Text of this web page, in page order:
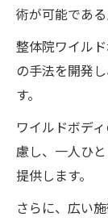
術が可能である
整体院ワイル
の手法を開発
す。
ワイルドボデ
慮し、一人ひ
提供します。
さらに、広い